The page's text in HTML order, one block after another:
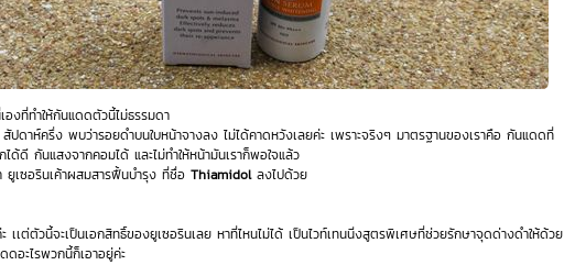
องที่ทำให้กันแดดตัวนี้ไม่ธรรมดา
สัปดาห์ครึ่ง พบว่ารอยดำบนใบหน้าจางลง ไม่ได้คาดหวังเลยค่ะ เพราะจริงๆ มาตรฐานของเราคือ กันแดดที่
ด้ดี กันแสงจากคอมได้ และไม่ทำให้หน้ามันเราก็พอใจแล้ว
ยูเซอรินเค้าผสมสารฟื้นบำรุง ที่ชื่อ Thiamidol ลงไปด้วย
เเต่ตัวนี้จะเป็นเอกสิทธิ์ของยูเซอรินเลย หาที่ไหนไม่ได้ เป็นไวท์เทนนิ่งสูตรพิเศษที่ช่วยรักษาจุดด่างดำให้ด้วย
อะไรพวกนี้ก็เอาอยู่ค่ะ